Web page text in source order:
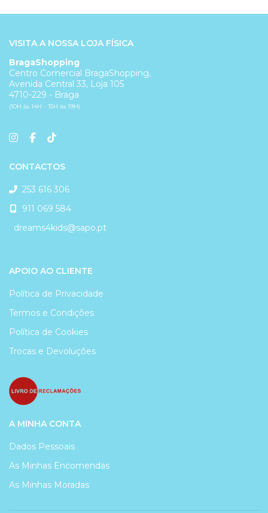
VISITA A NOSSA LOJA FÍSICA
BragaShopping
Centro Comercial BragaShopping,
Avenida Central 33, Loja 105
4710-229 - Braga
(10H às 14H - 15H às 19H)
CONTACTOS
253 616 306
911 069 584
dreams4kids@sapo.pt
APOIO AO CLIENTE
Política de Privacidade
Termos e Condições
Política de Cookies
Trocas e Devoluções
A MINHA CONTA
Dados Pessoais
As Minhas Encomendas
As Minhas Moradas